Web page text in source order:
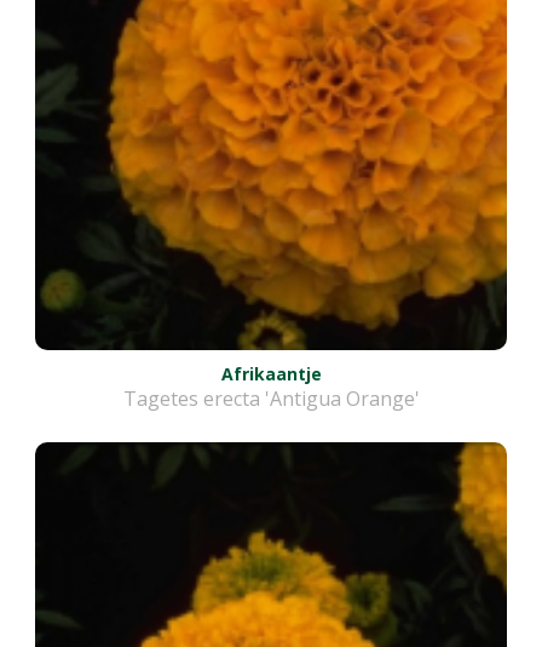
Afrikaantje
Tagetes erecta 'Antigua Orange'